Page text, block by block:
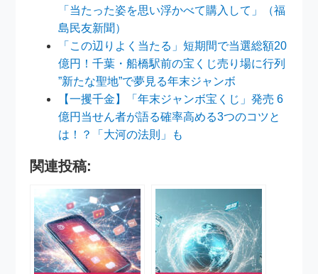
「当たった姿を思い浮かべて購入して」（福
島民友新聞）
「この辺りよく当たる」短期間で当選総額20
億円！千葉・船橋駅前の宝くじ売り場に行列
”新たな聖地”で夢見る年末ジャンボ
【一攫千金】「年末ジャンボ宝くじ」発売 6
億円当せん者が語る確率高める3つのコツと
は！？「大河の法則」も
関連投稿: